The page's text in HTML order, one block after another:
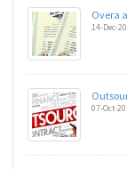
Overa
14-Dec-
07-Oct-